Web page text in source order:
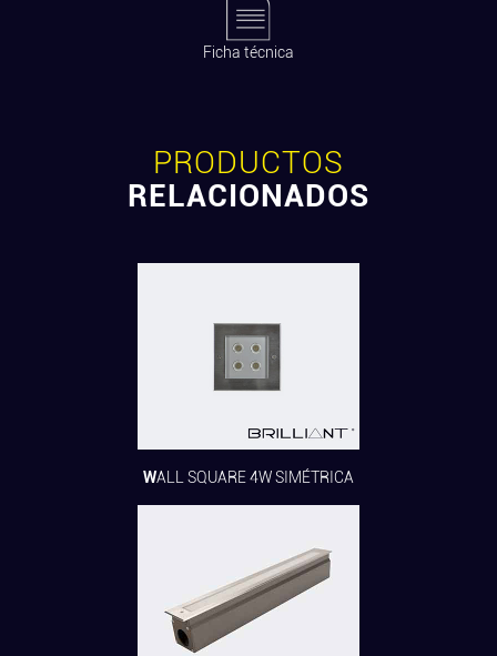
Ficha técnica
PRODUCTOS
RELACIONADOS
WALL SQUARE 4W SIMÉTRICA